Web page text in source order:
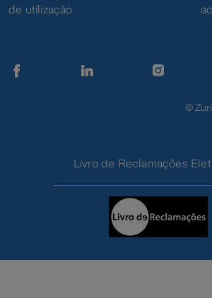
de utilização
©
Livro de Reclamações